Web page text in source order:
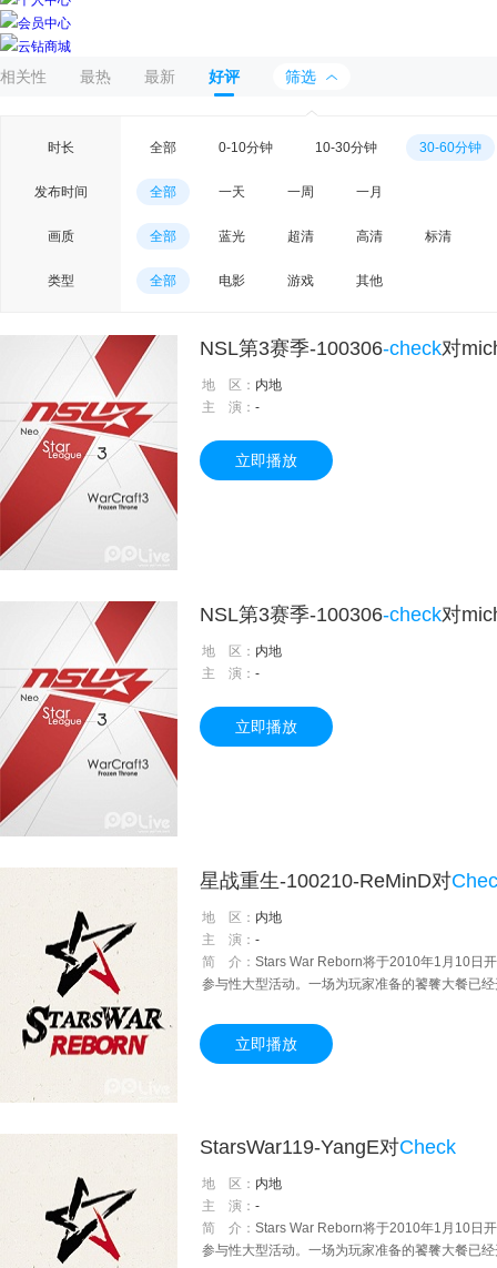
会员中心
云钻商城
相关性 最热 最新 好评 筛选
时长 全部 0-10分钟 10-30分钟 30-60分钟
发布时间 全部 一天 一周 一月
画质 全部 蓝光 超清 高清 标清
类型 全部 电影 游戏 其他
NSL第3赛季-100306-check对
地 区： 内地
主 演： -
立即播放
NSL第3赛季-100306-check对
地 区： 内地
主 演： -
立即播放
星战重生-100210-ReMinD对
地 区： 内地
主 演： -
简 介： Stars War Reborn将于2010年1月10日
参与性大型活动。一场为玩家准备的饕餮大餐已
立即播放
StarsWar119-YangE对Check
地 区： 内地
主 演： -
简 介： Stars War Reborn将于2010年1月10日
参与性大型活动。一场为玩家准备的饕餮大餐已